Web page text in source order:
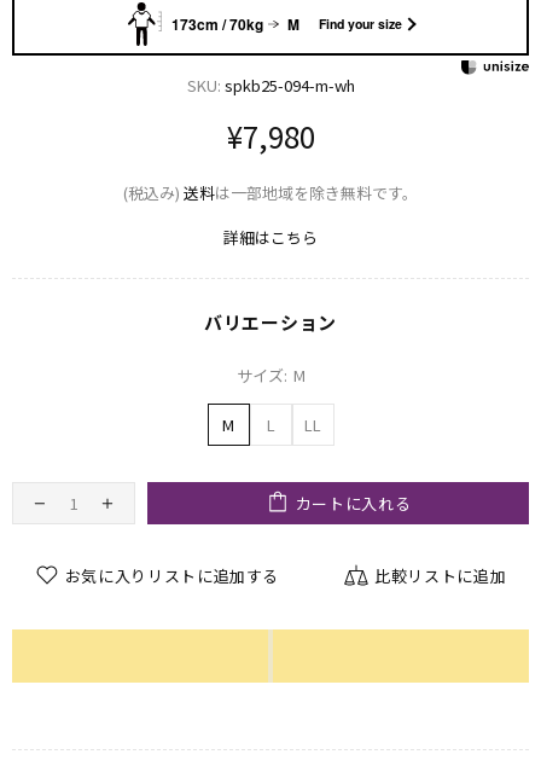
173cm / 70kg M Find your size
SKU: spkb25-094-m-wh
¥7,980
(税込み) 送料は一部地域を除き無料です。
詳細はこちら
バリエーション
サイズ: M
M L LL
カートに入れる
お気に入りリストに追加する 比較リストに追加